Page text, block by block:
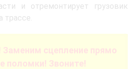
и отремонтирует грузовик
трассе.
сцепление прямо
поломки! Звоните!